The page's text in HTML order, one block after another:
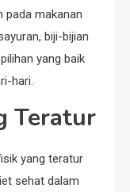
pada makanan
biji-bijian
yang baik
hari.
Teratur
yang teratur
sehat dalam